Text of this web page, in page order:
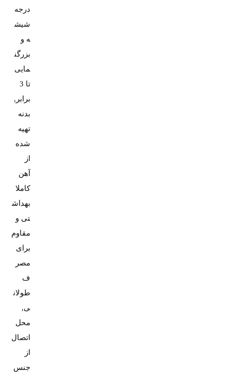
درجه
شیش
ه و
بزرگن
مایی
تا 3
برابر,
بدنه
تهیه
شده
از
آهن
کاملا
بهداش
تی و
مقاوم
برای
مصر
ف
طولان
ی,
محل
اتصال
از
جنس